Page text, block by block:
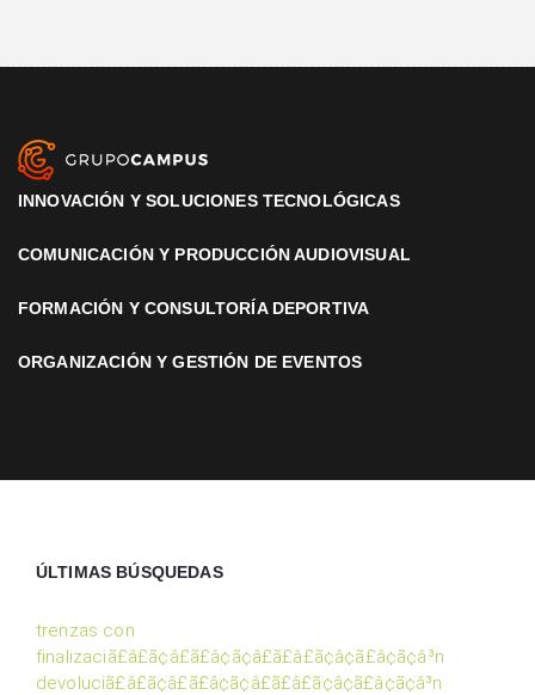
INNOVACIÓN Y SOLUCIONES TECNOLÓGICAS
COMUNICACIÓN Y PRODUCCIÓN AUDIOVISUAL
FORMACIÓN Y CONSULTORÍA DEPORTIVA
ORGANIZACIÓN Y GESTIÓN DE EVENTOS
ÚLTIMAS BÚSQUEDAS
trenzas con
finalizaciã£â£ã¢â£ã£â¢ã¢â£ã£â£ã¢â¢ã£â¢ã¢â³n
devoluciã£â£ã¢â£ã£â¢ã¢â£ã£â£ã¢â¢ã£â¢ã¢â³n